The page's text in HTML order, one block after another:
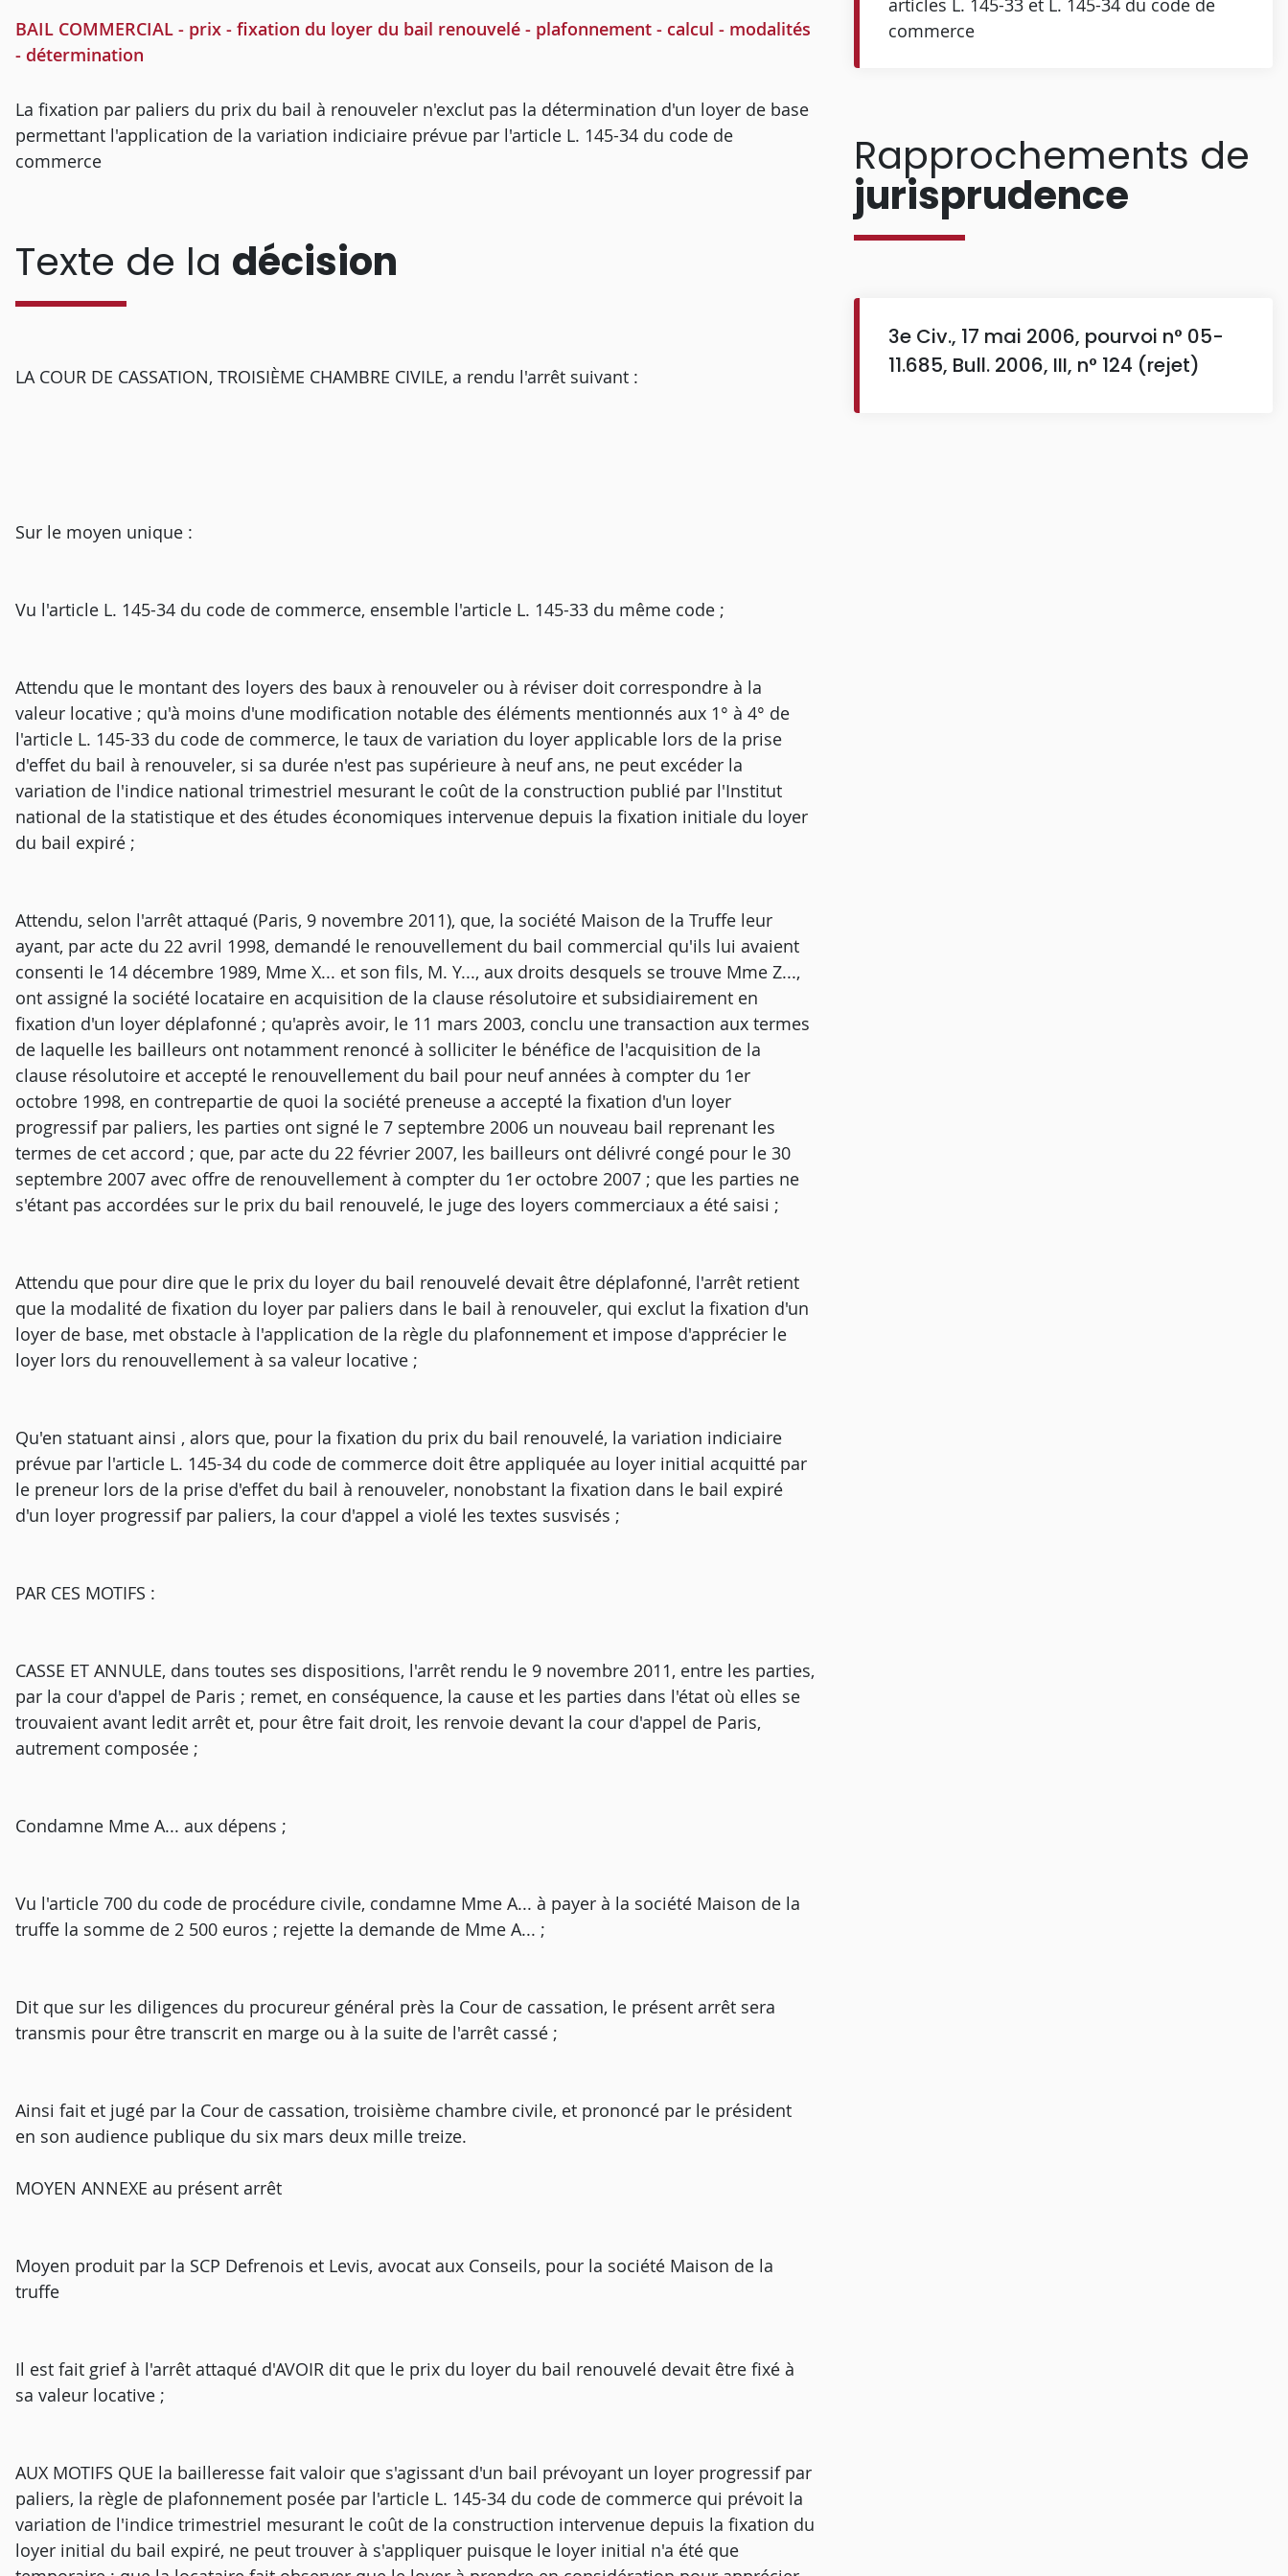
BAIL COMMERCIAL - prix - fixation du loyer du bail renouvelé - plafonnement - calcul - modalités
- détermination
La fixation par paliers du prix du bail à renouveler n'exclut pas la détermination d'un loyer de base
permettant l'application de la variation indiciaire prévue par l'article L. 145-34 du code de
commerce
Texte de la décision
LA COUR DE CASSATION, TROISIÈME CHAMBRE CIVILE, a rendu l'arrêt suivant :
Sur le moyen unique :
Vu l'article L. 145-34 du code de commerce, ensemble l'article L. 145-33 du même code ;
Attendu que le montant des loyers des baux à renouveler ou à réviser doit correspondre à la
valeur locative ; qu'à moins d'une modification notable des éléments mentionnés aux 1° à 4° de
l'article L. 145-33 du code de commerce, le taux de variation du loyer applicable lors de la prise
d'effet du bail à renouveler, si sa durée n'est pas supérieure à neuf ans, ne peut excéder la
variation de l'indice national trimestriel mesurant le coût de la construction publié par l'Institut
national de la statistique et des études économiques intervenue depuis la fixation initiale du loyer
du bail expiré ;
Attendu, selon l'arrêt attaqué (Paris, 9 novembre 2011), que, la société Maison de la Truffe leur
ayant, par acte du 22 avril 1998, demandé le renouvellement du bail commercial qu'ils lui avaient
consenti le 14 décembre 1989, Mme X... et son fils, M. Y..., aux droits desquels se trouve Mme Z...,
ont assigné la société locataire en acquisition de la clause résolutoire et subsidiairement en
fixation d'un loyer déplafonné ; qu'après avoir, le 11 mars 2003, conclu une transaction aux termes
de laquelle les bailleurs ont notamment renoncé à solliciter le bénéfice de l'acquisition de la
clause résolutoire et accepté le renouvellement du bail pour neuf années à compter du 1er
octobre 1998, en contrepartie de quoi la société preneuse a accepté la fixation d'un loyer
progressif par paliers, les parties ont signé le 7 septembre 2006 un nouveau bail reprenant les
termes de cet accord ; que, par acte du 22 février 2007, les bailleurs ont délivré congé pour le 30
septembre 2007 avec offre de renouvellement à compter du 1er octobre 2007 ; que les parties ne
s'étant pas accordées sur le prix du bail renouvelé, le juge des loyers commerciaux a été saisi ;
Attendu que pour dire que le prix du loyer du bail renouvelé devait être déplafonné, l'arrêt retient
que la modalité de fixation du loyer par paliers dans le bail à renouveler, qui exclut la fixation d'un
loyer de base, met obstacle à l'application de la règle du plafonnement et impose d'apprécier le
loyer lors du renouvellement à sa valeur locative ;
Qu'en statuant ainsi , alors que, pour la fixation du prix du bail renouvelé, la variation indiciaire
prévue par l'article L. 145-34 du code de commerce doit être appliquée au loyer initial acquitté par
le preneur lors de la prise d'effet du bail à renouveler, nonobstant la fixation dans le bail expiré
d'un loyer progressif par paliers, la cour d'appel a violé les textes susvisés ;
PAR CES MOTIFS :
CASSE ET ANNULE, dans toutes ses dispositions, l'arrêt rendu le 9 novembre 2011, entre les parties,
par la cour d'appel de Paris ; remet, en conséquence, la cause et les parties dans l'état où elles se
trouvaient avant ledit arrêt et, pour être fait droit, les renvoie devant la cour d'appel de Paris,
autrement composée ;
Condamne Mme A... aux dépens ;
Vu l'article 700 du code de procédure civile, condamne Mme A... à payer à la société Maison de la
truffe la somme de 2 500 euros ; rejette la demande de Mme A... ;
Dit que sur les diligences du procureur général près la Cour de cassation, le présent arrêt sera
transmis pour être transcrit en marge ou à la suite de l'arrêt cassé ;
Ainsi fait et jugé par la Cour de cassation, troisième chambre civile, et prononcé par le président
en son audience publique du six mars deux mille treize.
MOYEN ANNEXE au présent arrêt
Moyen produit par la SCP Defrenois et Levis, avocat aux Conseils, pour la société Maison de la
truffe
Il est fait grief à l'arrêt attaqué d'AVOIR dit que le prix du loyer du bail renouvelé devait être fixé à
sa valeur locative ;
AUX MOTIFS QUE la bailleresse fait valoir que s'agissant d'un bail prévoyant un loyer progressif par
paliers, la règle de plafonnement posée par l'article L. 145-34 du code de commerce qui prévoit la
variation de l'indice trimestriel mesurant le coût de la construction intervenue depuis la fixation du
loyer initial du bail expiré, ne peut trouver à s'appliquer puisque le loyer initial n'a été que
articles L. 145-33 et L. 145-34 du code de
commerce
Rapprochements de
jurisprudence
3e Civ., 17 mai 2006, pourvoi n° 05-
11.685, Bull. 2006, III, n° 124 (rejet)